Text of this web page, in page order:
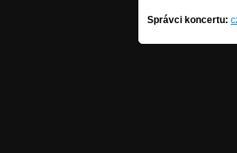
Správci koncertu: